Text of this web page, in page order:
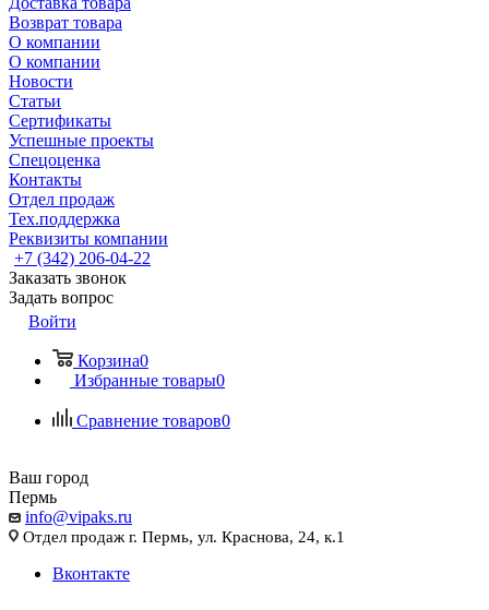
Возврат товара
О компании
О компании
Новости
Статьи
Сертификаты
Успешные проекты
Спецоценка
Контакты
Отдел продаж
Тех.поддержка
Реквизиты компании
+7 (342) 206-04-22
Заказать звонок
Задать вопрос
Войти
Корзина0
Избранные товары0
Сравнение товаров0
Ваш город
Пермь
info@vipaks.ru
Отдел продаж г. Пермь, ул. Краснова, 24, к.1
Вконтакте